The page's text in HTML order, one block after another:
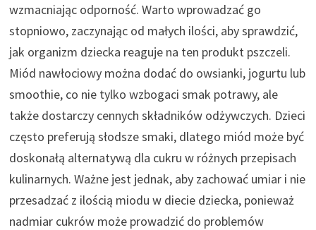
wzmacniając odporność. Warto wprowadzać go
stopniowo, zaczynając od małych ilości, aby sprawdzić,
jak organizm dziecka reaguje na ten produkt pszczeli.
Miód nawłociowy można dodać do owsianki, jogurtu lub
smoothie, co nie tylko wzbogaci smak potrawy, ale
także dostarczy cennych składników odżywczych. Dzieci
często preferują słodsze smaki, dlatego miód może być
doskonałą alternatywą dla cukru w różnych przepisach
kulinarnych. Ważne jest jednak, aby zachować umiar i nie
przesadzać z ilością miodu w diecie dziecka, ponieważ
nadmiar cukrów może prowadzić do problemów